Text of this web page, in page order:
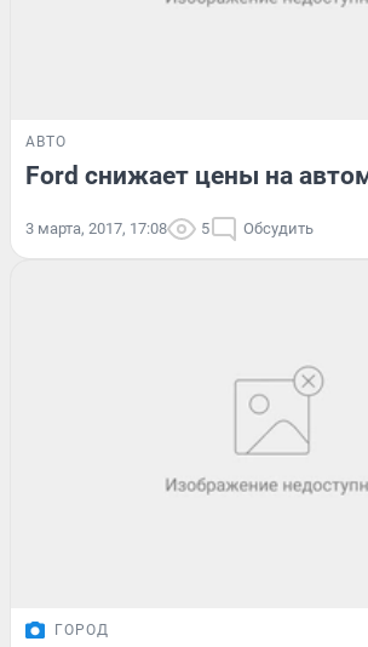
АВТО
Ford снижает цены на
3 марта, 2017, 17:08 5 Обсудить
ГОРОД